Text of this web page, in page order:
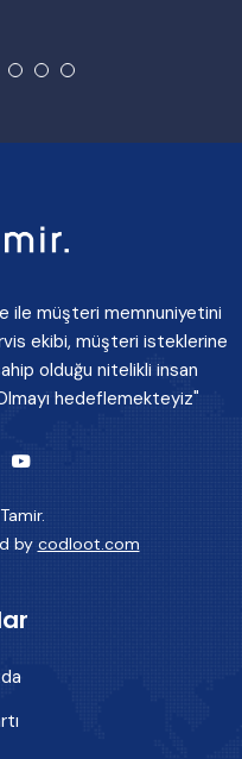
ile müşteri memnuniyetini
ekibi, müşteri isteklerine
olduğu nitelikli insan
hedeflemekteyiz"
by codloot.com